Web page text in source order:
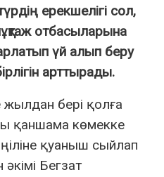
ерекшелігі сол,
отбасыларына
үй алып беру
арттырады.
бері қолға
қаншама көмекке
қуаныш сыйлап
Бегзат